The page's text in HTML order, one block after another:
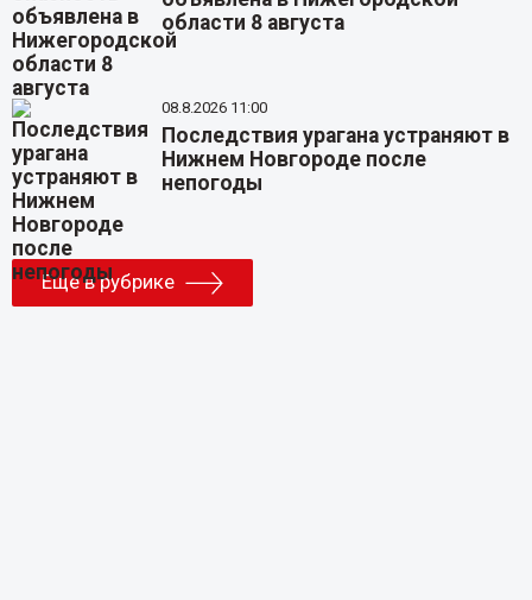
области 8 августа
08.8.2026 11:00
Последствия урагана устраняют в
Нижнем Новгороде после
непогоды
Еще в рубрике